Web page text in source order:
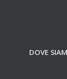
DOVE